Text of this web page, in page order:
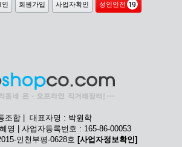
인 회원가입 사업자확인 성인안전
조합 | 대표자명 : 박원학
영 | 사업자등록번호 : 165-86-00053
인천부평-0628호 [사업자정보확인]